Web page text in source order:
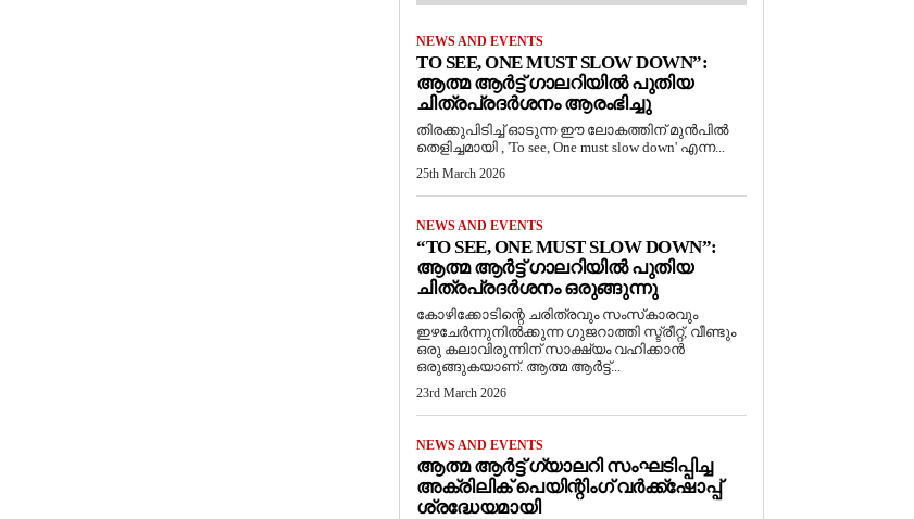
NEWS AND EVENTS
TO SEE, ONE MUST SLOW DOWN”:
ആത്മ ആർട്ട് ഗാലറിയിൽ പുതിയ
ചിത്രപ്രദർശനം ആരംഭിച്ചു
തിരക്കുപിടിച്ച് ഓടുന്ന ഈ ലോകത്തിന് മുൻപിൽ
തെളിച്ചമായി , 'To see, One must slow down' എന്ന...
25th March 2026
NEWS AND EVENTS
“TO SEE, ONE MUST SLOW DOWN”:
ആത്മ ആർട്ട് ഗാലറിയിൽ പുതിയ
ചിത്രപ്രദർശനം ഒരുങ്ങുന്നു
കോഴിക്കോടിന്റെ ചരിത്രവും സംസ്‌കാരവും
ഇഴചേർന്നുനിൽക്കുന്ന ഗുജറാത്തി സ്ട്രീറ്റ്, വീണ്ടും
ഒരു കലാവിരുന്നിന് സാക്ഷ്യം വഹിക്കാൻ
ഒരുങ്ങുകയാണ്. ആത്മ ആർട്ട്...
23rd March 2026
NEWS AND EVENTS
ആത്മ ആർട്ട് ഗ്യാലറി സംഘടിപ്പിച്ച
അക്രിലിക് പെയിന്റിംഗ് വർക്ക്‌ഷോപ്പ്
ശ്രദ്ധേയമായി